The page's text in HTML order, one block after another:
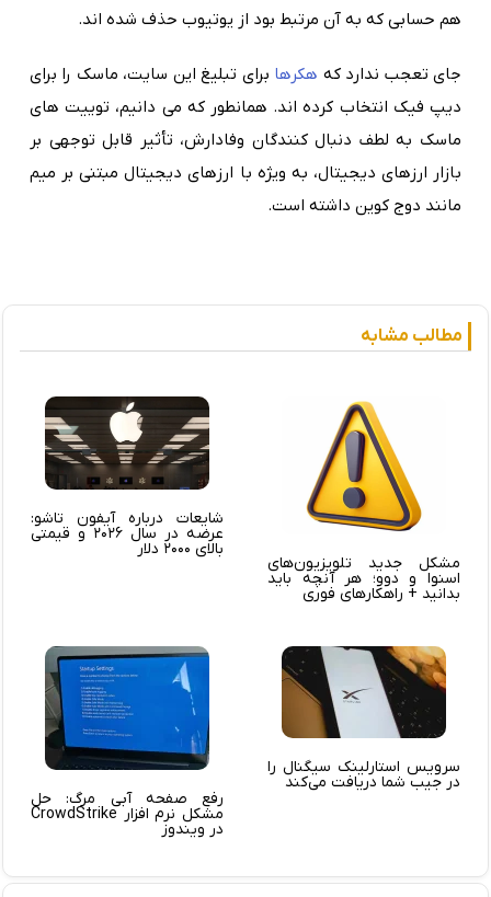
هم حسابی که به آن مرتبط بود از یوتیوب حذف شده اند.
جای تعجب ندارد که هکرها برای تبلیغ این سایت، ماسک را برای
دیپ فیک انتخاب کرده اند. همانطور که می دانیم، توییت های
ماسک به لطف دنبال کنندگان وفادارش، تأثیر قابل توجهی بر
بازار ارزهای دیجیتال، به ویژه با ارزهای دیجیتال مبتنی بر میم
مانند دوج کوین داشته است.
مطالب مشابه
مشکل جدید تلویزیون‌های
اسنوا و دوو؛ هر آنچه باید
بدانید + راهکارهای فوری
شایعات درباره آیفون تاشو:
عرضه در سال ۲۰۲۶ و قیمتی
بالای ۲۰۰۰ دلار
سرویس استارلینک سیگنال را
در جیب شما دریافت می‌کند
رفع صفحه آبی مرگ: حل
مشکل نرم افزار CrowdStrike
در ویندوز